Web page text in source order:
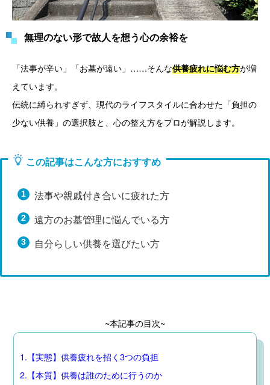
無理のない形で故人を想う心の余裕を
「法事が辛い」「お墓が遠い」……そんな供養疲れに悩む方が増
えています。
伝統に縛られすぎず、現代のライフスタイルに合わせた「負担の
少ない供養」の選択肢と、心の整え方をプロが解説します。
この記事はこんな方におすすめ
法事や親戚付き合いに疲れた方
遠方のお墓管理に悩んでいる方
自分らしい供養を選びたい方
~本記事の目次~
1.【実態】供養疲れを招く3つの負担
2.【本質】供養は誰のために行うのか